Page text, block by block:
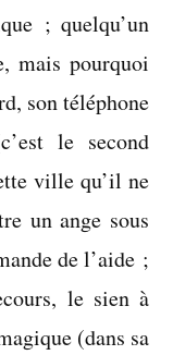
; quelqu’un
mais pourquoi
son téléphone
le second
ville qu’il ne
un ange sous
de l’aide ;
le sien à
(dans sa